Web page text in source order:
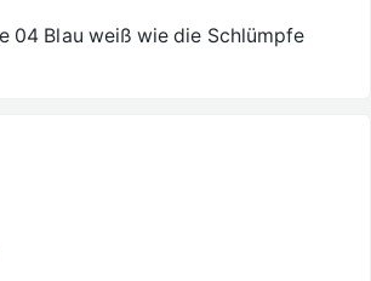
04 Blau weiß wie die Schlümpfe